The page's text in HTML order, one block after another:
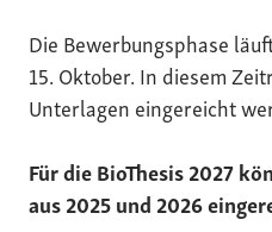
Die Bewerbungsphase
15. Oktober. In diesem
Unterlagen eingereicht
Für die BioThesis 2027
aus 2025 und 2026